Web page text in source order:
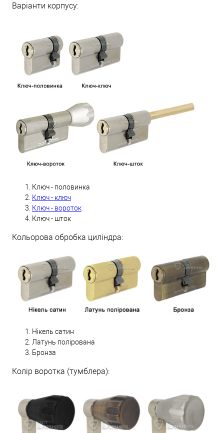
Варіанти корпусу:
Ключ - половинка
Ключ - ключ
Ключ - вороток
Ключ - шток
Кольорова обробка циліндра:
Нікель сатин
Латунь полірована
Бронза
Колір воротка (тумблера):